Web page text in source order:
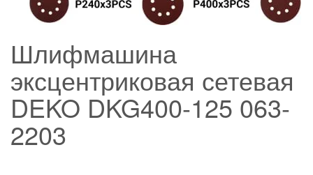
Шлифмашина
эксцентриковая сетевая
DEKO DKG400-125 063-
2203